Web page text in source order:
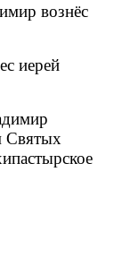
вознёс
иерей
Святых